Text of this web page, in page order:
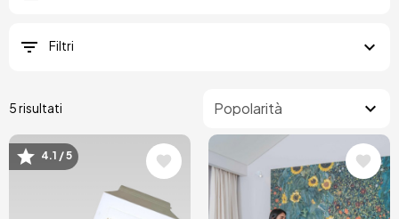
Filtri
5 risultati
Immagine
4.1 / 5 Immagine